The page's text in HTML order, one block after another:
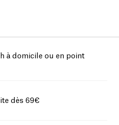
à domicile ou en point
dès 69€